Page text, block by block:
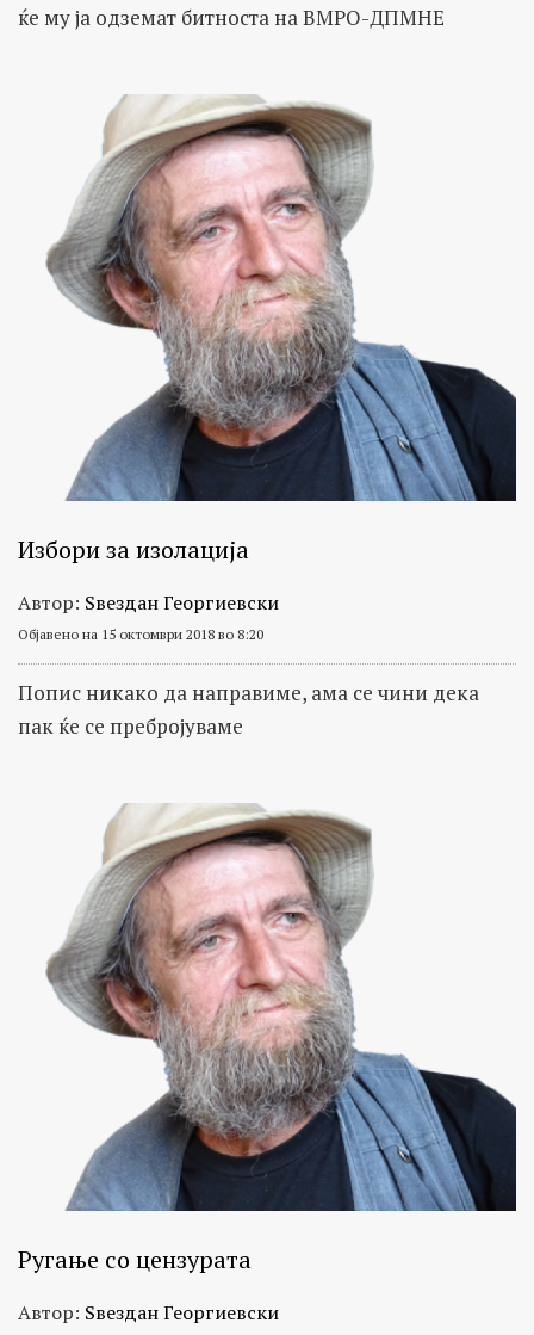
ќе му ја одземат битноста на ВМРО-ДПМНЕ
Избори за изолација
Автор: Ѕвездан Георгиевски
Објавено на 15 октомври 2018 во 8:20
Попис никако да направиме, ама се чини дека
пак ќе се пребројуваме
Ругање со цензурата
Автор: Ѕвездан Георгиевски